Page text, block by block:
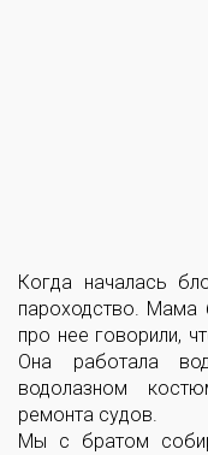
Когда началась
пароходство. Мама
про нее говорили,
Она работала
водолазном
ремонта судов.
Мы с братом